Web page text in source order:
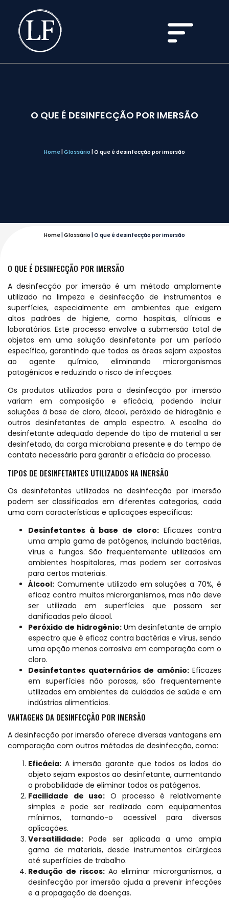
O QUE É DESINFECÇÃO POR IMERSÃO
Home Glossário O que é desinfecção por imersão
Home Glossário O que é desinfecção por imersão
O QUE É DESINFECÇÃO POR IMERSÃO
A desinfecção por imersão é um método amplamente
utilizado na limpeza e desinfecção de instrumentos e
superfícies, especialmente em ambientes que exigem
altos padrões de higiene, como hospitais, clínicas e
laboratórios. Este processo envolve a submersão total de
objetos em uma solução desinfetante por um período
específico, garantindo que todas as áreas sejam expostas
ao agente químico, eliminando microrganismos
patogênicos e reduzindo o risco de infecções.
Os produtos utilizados para a desinfecção por imersão
variam em composição e eficácia, podendo incluir
soluções à base de cloro, álcool, peróxido de hidrogênio e
outros desinfetantes de amplo espectro. A escolha do
desinfetante adequado depende do tipo de material a ser
desinfetado, da carga microbiana presente e do tempo de
contato necessário para garantir a eficácia do processo.
TIPOS DE DESINFETANTES UTILIZADOS NA IMERSÃO
Os desinfetantes utilizados na desinfecção por imersão
podem ser classificados em diferentes categorias, cada
uma com características e aplicações específicas:
Desinfetantes à base de cloro: Eficazes contra
uma ampla gama de patógenos, incluindo bactérias,
vírus e fungos. São frequentemente utilizados em
ambientes hospitalares, mas podem ser corrosivos
para certos materiais.
Álcool: Comumente utilizado em soluções a 70%, é
eficaz contra muitos microrganismos, mas não deve
ser utilizado em superfícies que possam ser
danificadas pelo álcool.
Peróxido de hidrogênio:Um desinfetante de amplo
espectro que é eficaz contra bactérias e vírus, sendo
uma opção menos corrosiva em comparação com o
cloro.
Desinfetantes quaternários de amônio:Eficazes
em superfícies não porosas, são frequentemente
utilizados em ambientes de cuidados de saúde e em
indústrias alimentícias.
VANTAGENS DA DESINFECÇÃO POR IMERSÃO
A desinfecção por imersão oferece diversas vantagens em
comparação com outros métodos de desinfecção, como:
Eficácia: A imersão garante que todos os lados do
objeto sejam expostos ao desinfetante, aumentando
a probabilidade de eliminar todos os patógenos.
Facilidade de uso: O processo é relativamente
simples e pode ser realizado com equipamentos
mínimos, tornando-o acessível para diversas
aplicações.
Versatilidade: Pode ser aplicada a uma ampla
gama de materiais, desde instrumentos cirúrgicos
até superfícies de trabalho.
Redução de riscos: Ao eliminar microrganismos, a
desinfecção por imersão ajuda a prevenir infecções
e a propagação de doenças.